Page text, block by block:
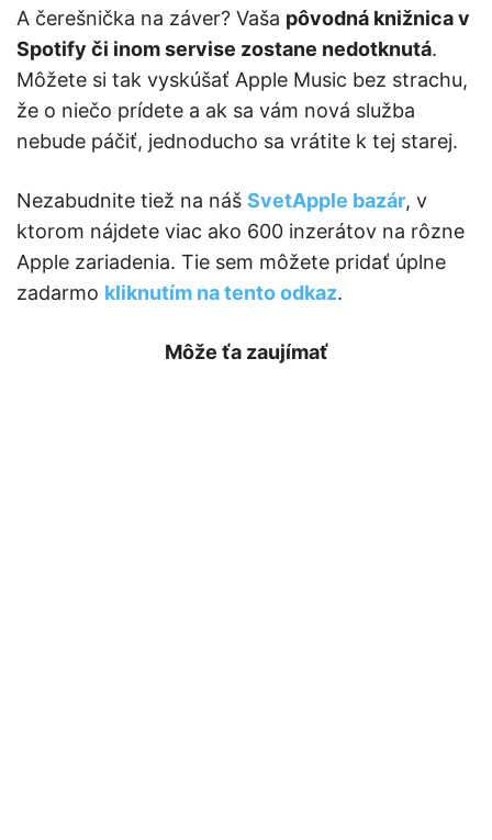
A čerešnička na záver? Vaša pôvodná knižnica v
Spotify či inom servise zostane nedotknutá.
Môžete si tak vyskúšať Apple Music bez strachu,
že o niečo prídete a ak sa vám nová služba
nebude páčiť, jednoducho sa vrátite k tej starej.
Nezabudnite tiež na náš SvetApple bazár, v
ktorom nájdete viac ako 600 inzerátov na rôzne
Apple zariadenia. Tie sem môžete pridať úplne
zadarmo kliknutím na tento odkaz.
Môže ťa zaujímať